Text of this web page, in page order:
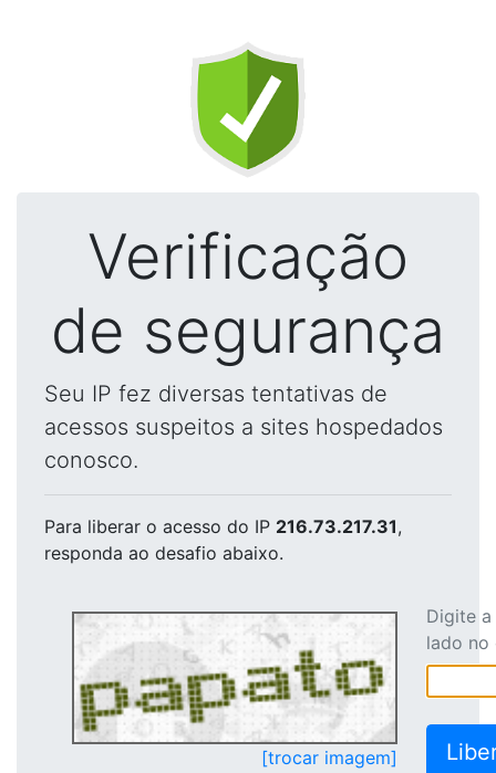
Verificação
de segurança
Seu IP fez diversas tentativas de
acessos suspeitos a sites hospedados
conosco.
Para liberar o acesso do IP 216.73.217.31,
responda ao desafio abaixo.
[trocar imagem]
Digite
lado no